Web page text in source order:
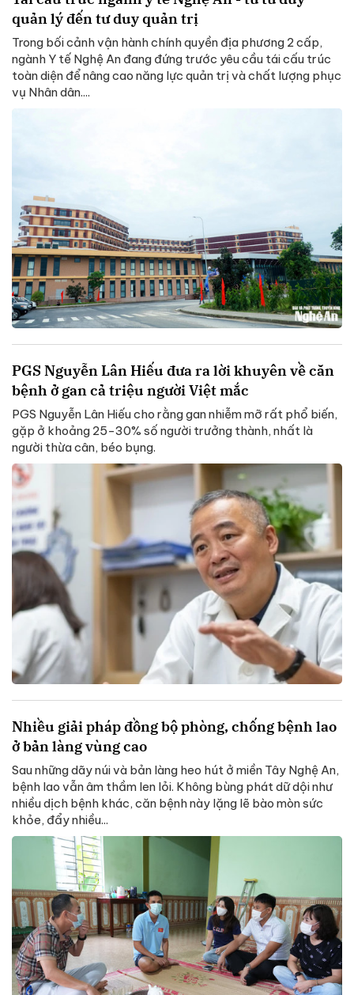
quản lý đến tư duy quản trị
Trong bối cảnh vận hành chính quyền địa phương 2 cấp,
ngành Y tế Nghệ An đang đứng trước yêu cầu tái cấu trúc
toàn diện để nâng cao năng lực quản trị và chất lượng phục
vụ Nhân dân....
PGS Nguyễn Lân Hiếu đưa ra lời khuyên về căn
bệnh ở gan cả triệu người Việt mắc
PGS Nguyễn Lân Hiếu cho rằng gan nhiễm mỡ rất phổ biến,
gặp ở khoảng 25-30% số người trưởng thành, nhất là
người thừa cân, béo bụng.
Nhiều giải pháp đồng bộ phòng, chống bệnh lao
ở bản làng vùng cao
Sau những dãy núi và bản làng heo hút ở miền Tây Nghệ An,
bệnh lao vẫn âm thầm len lỏi. Không bùng phát dữ dội như
nhiều dịch bệnh khác, căn bệnh này lặng lẽ bào mòn sức
khỏe, đẩy nhiều...